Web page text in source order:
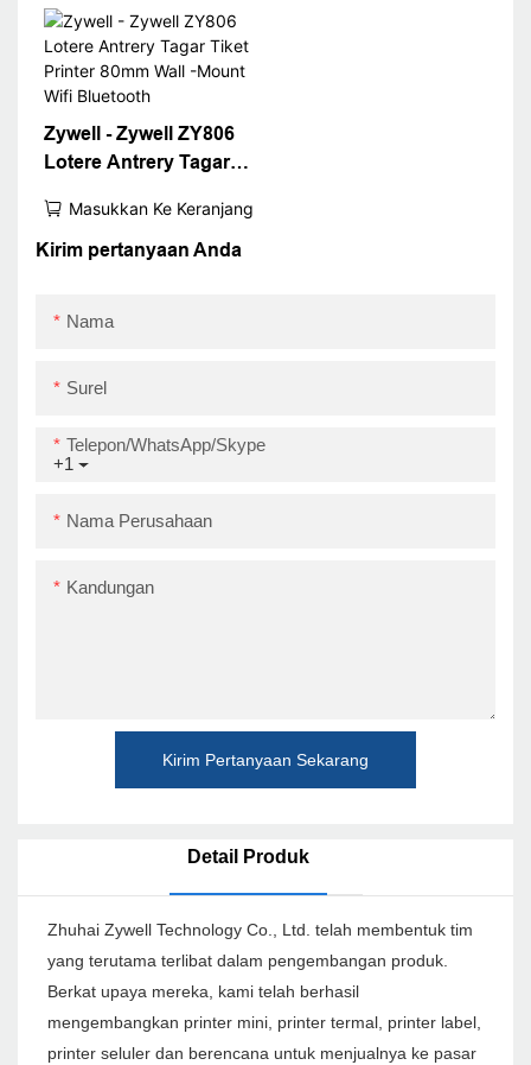
USB+RS232+LAN+BT
Zywell - Zywell ZY806
Lotere Antrery Tagar
-Mount Wifi Bluetooth
Masukkan Ke Keranjang
Kirim pertanyaan Anda
Nama
Surel
+1
Telepon/WhatsApp/Skype
Nama Perusahaan
Kandungan
Kirim Pertanyaan Sekarang
Detail Produk
Zhuhai Zywell Technology Co., Ltd. telah membentuk tim
yang terutama terlibat dalam pengembangan produk.
Berkat upaya mereka, kami telah berhasil
mengembangkan printer mini, printer termal, printer label,
printer seluler dan berencana untuk menjualnya ke pasar